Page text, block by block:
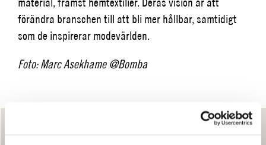
förändra branschen till att bli mer hållbar, samtidigt
som de inspirerar modevärlden.
Foto: Marc Asekhame @Bomba